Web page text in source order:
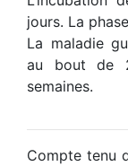
jours. La
La maladie
au bout de
semaines.
Compte tenu